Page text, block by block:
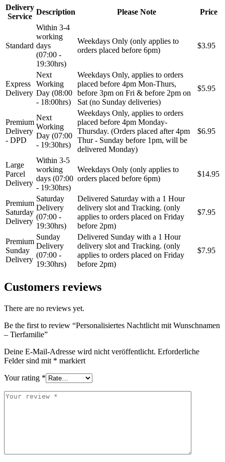
Delivery
Service
Description Please Note Price
Standard
Within 3-4
working
days
(07:00 -
19:30hrs)
Weekdays Only (only applies to
orders placed before 6pm)
$3.95
Express
Delivery
Next
Working
Day (08:00
- 18:00hrs)
Weekdays Only, applies to orders
placed before 4pm Mon-Thurs,
before 3pm on Fri & before 2pm on
Sat (no Sunday deliveries)
$5.95
Premium
Delivery
- DPD
Next
Working
Day (07:00
- 19:30hrs)
Weekdays Only, applies to orders
placed before 4pm Monday-
Thursday. (Orders placed after 4pm
Thur - Sunday before 1pm, will be
delivered Monday)
$6.95
Large
Parcel
Delivery
Within 3-5
working
days (07:00
- 19:30hrs)
Weekdays Only (only applies to
orders placed before 6pm)
$14.95
Premium
Saturday
Delivery
Saturday
Delivery
(07:00 -
19:30hrs)
Delivered Saturday with a 1 Hour
delivery slot and Tracking. (only
applies to orders placed on Friday
before 2pm)
$7.95
Premium
Sunday
Delivery
Sunday
Delivery
(07:00 -
19:30hrs)
Delivered Sunday with a 1 Hour
delivery slot and Tracking. (only
applies to orders placed on Friday
before 2pm)
$7.95
Customers reviews
There are no reviews yet.
Be the first to review “Personalisiertes Nachtlicht mit Wunschnamen
– Tierfamilie”
Deine E-Mail-Adresse wird nicht veröffentlicht. Erforderliche
Felder sind mit * markiert
Your rating *